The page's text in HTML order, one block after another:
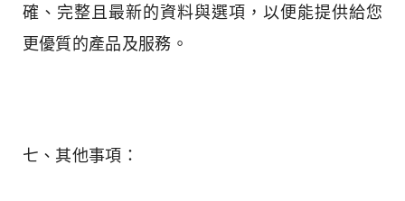
確、完整且最新的資料與選項，以便能提供給您
更優質的產品及服務。
七、其他事項：